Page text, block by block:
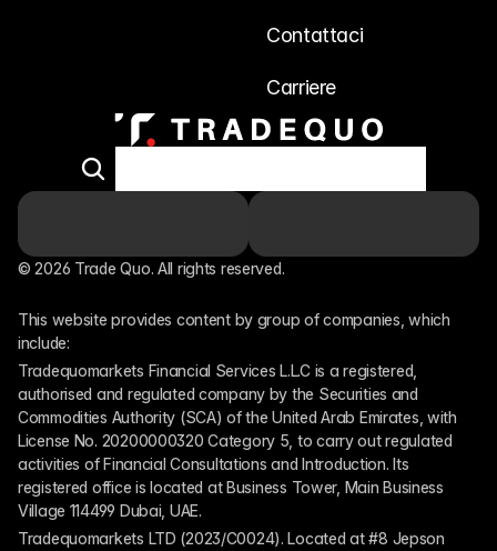
Contattaci
Carriere
© 2026 Trade Quo. All rights reserved.
This website provides content by group of companies, which
include:
Tradequomarkets Financial Services L.L.C is a registered,
authorised and regulated company by the Securities and
Commodities Authority (SCA) of the United Arab Emirates, with
License No. 20200000320 Category 5, to carry out regulated
activities of Financial Consultations and Introduction. Its
registered office is located at Business Tower, Main Business
Village 114499 Dubai, UAE.
Tradequomarkets LTD (2023/C0024). Located at #8 Jepson